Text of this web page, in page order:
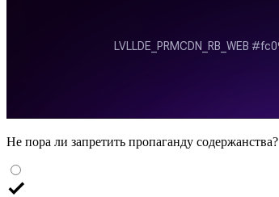
Не пора ли запретить пропаганду содержанства?